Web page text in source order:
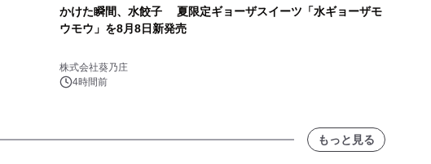
かけた瞬間、水餃子 夏限定ギョーザスイーツ「水ギョーザモ
ウモウ」を8月8日新発売
株式会社葵乃庄
4時間前
もっと見る